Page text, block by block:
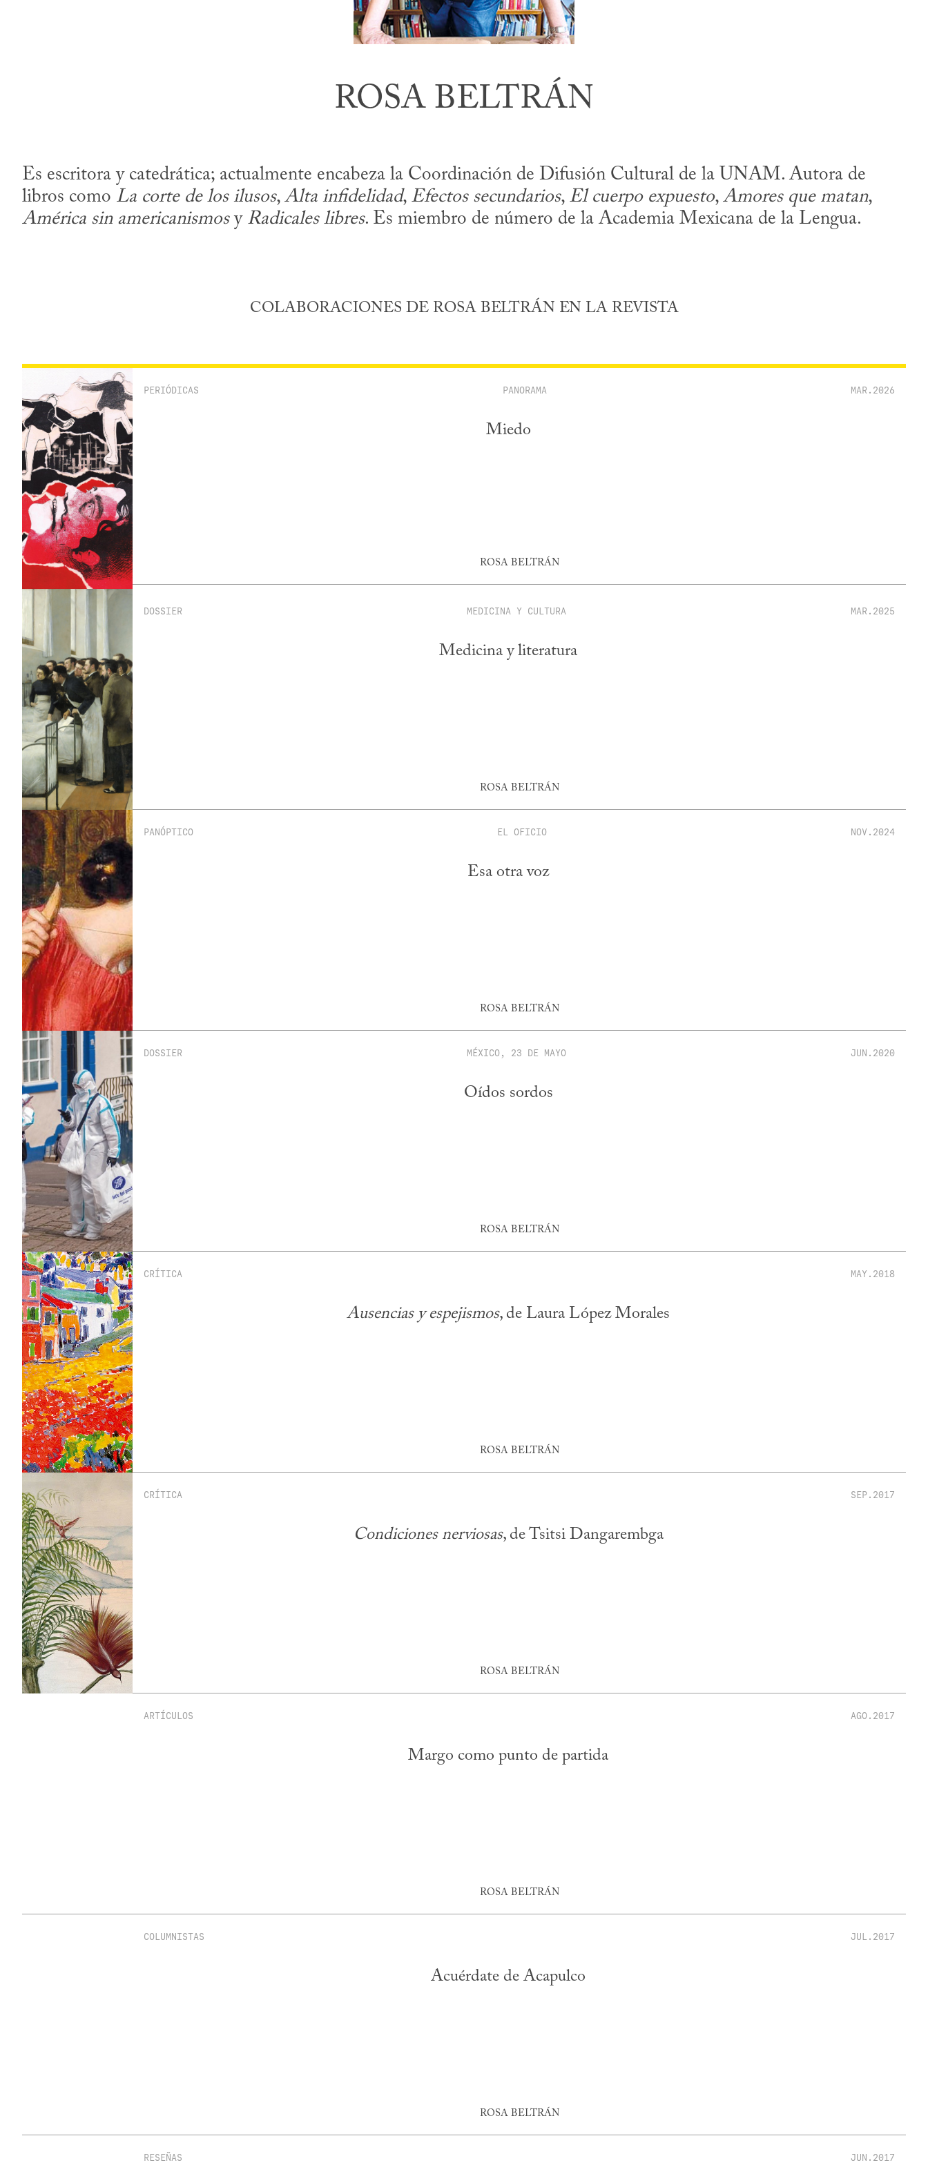
ROSA BELTRÁN
Es escritora y catedrática; actualmente encabeza la Coordinación de Difusión Cultural de la UNAM. Autora de
libros como La corte de los ilusos, Alta infidelidad, Efectos secundarios, El cuerpo expuesto, Amores que matan,
América sin americanismosy Radicales libres. Es miembro de número de la Academia Mexicana de la Lengua.
COLABORACIONES DE ROSA BELTRÁN EN LA REVISTA
PERIÓDICAS PANORAMA MAR.2026
Miedo
ROSA BELTRÁN
DOSSIER MEDICINA Y CULTURA MAR.2025
Medicina y literatura
ROSA BELTRÁN
PANÓPTICO EL OFICIO NOV.2024
Esa otra voz
ROSA BELTRÁN
DOSSIER MÉXICO, 23 DE MAYO JUN.2020
Oídos sordos
ROSA BELTRÁN
CRÍTICA MAY.2018
Ausencias y espejismos, de Laura López Morales
ROSA BELTRÁN
CRÍTICA SEP.2017
Condiciones nerviosas, de Tsitsi Dangarembga
ROSA BELTRÁN
ARTÍCULOS AGO.2017
Margo como punto de partida
ROSA BELTRÁN
COLUMNISTAS JUL.2017
Acuérdate de Acapulco
ROSA BELTRÁN
RESEÑAS JUN.2017